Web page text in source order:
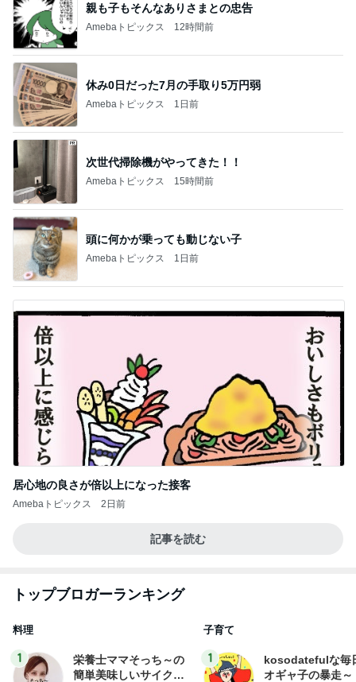
親も子もそんなありさまとの忠告
Amebaトピックス 12時間前
休み0日だった7月の手取り5万円弱
Amebaトピックス 1日前
次世代掃除機がやってきた！！
Amebaトピックス 15時間前
頭に何かが乗っても動じない子
Amebaトピックス 1日前
居心地の良さが倍以上になった接客
Amebaトピックス 2日前
記事を読む
トップブロガーランキング
料理
1
栄養士ママそっち～の
簡単美味しいサイクル
子育て
1
kosodatefulな毎
オギャ子の暴走～